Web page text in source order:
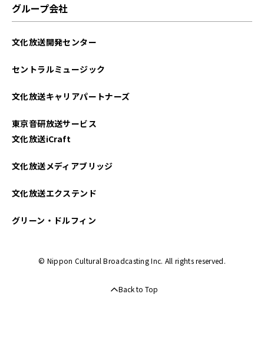
グループ会社
文化放送開発センター
セントラルミュージック
文化放送キャリアパートナーズ
東京音研放送サービス
文化放送iCraft
文化放送メディアブリッジ
文化放送エクステンド
グリーン・ドルフィン
© Nippon Cultural Broadcasting Inc. All rights reserved.
Back to Top